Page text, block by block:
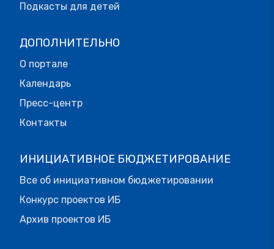
Подкасты для детей
ДОПОЛНИТЕЛЬНО
О портале
Календарь
Пресс-центр
Контакты
ИНИЦИАТИВНОЕ БЮДЖЕТИРОВАНИЕ
Все об инициативном бюджетировании
Конкурс проектов ИБ
Архив проектов ИБ